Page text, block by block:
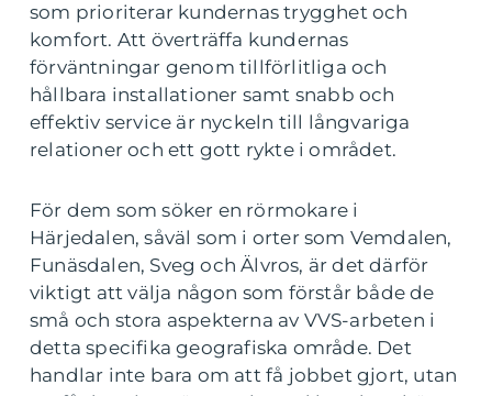
som prioriterar kundernas trygghet och
komfort. Att överträffa kundernas
förväntningar genom tillförlitliga och
hållbara installationer samt snabb och
effektiv service är nyckeln till långvariga
relationer och ett gott rykte i området.
För dem som söker en rörmokare i
Härjedalen, såväl som i orter som Vemdalen,
Funäsdalen, Sveg och Älvros, är det därför
viktigt att välja någon som förstår både de
små och stora aspekterna av VVS-arbeten i
detta specifika geografiska område. Det
handlar inte bara om att få jobbet gjort, utan